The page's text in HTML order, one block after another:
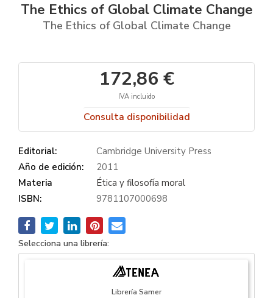
The Ethics of Global Climate Change
The Ethics of Global Climate Change
172,86 €
IVA incluido
Consulta disponibilidad
Editorial:
Cambridge University Press
Año de edición:
2011
Materia
Ética y filosofía moral
ISBN:
9781107000698
Selecciona una librería:
Librería Samer